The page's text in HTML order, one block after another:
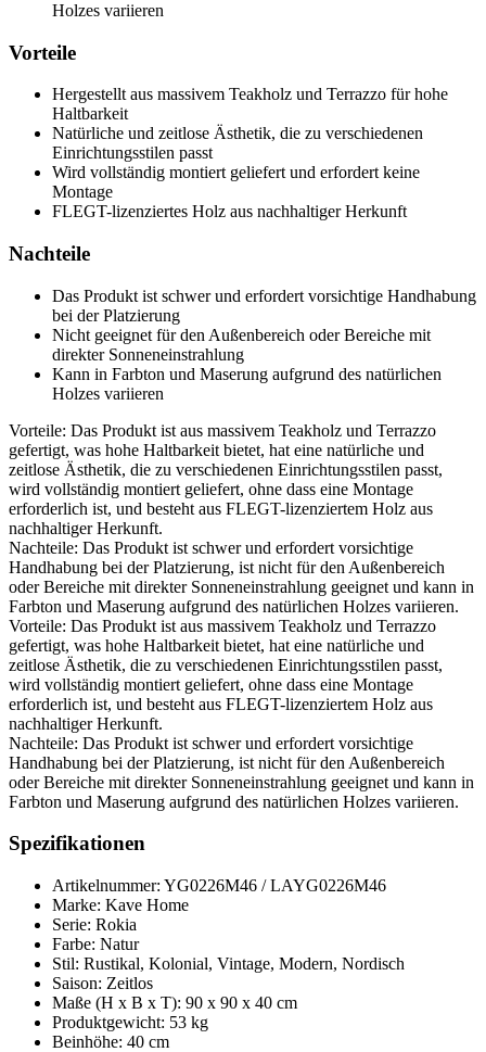
Holzes variieren
Vorteile
Hergestellt aus massivem Teakholz und Terrazzo für hohe
Haltbarkeit
Natürliche und zeitlose Ästhetik, die zu verschiedenen
Einrichtungsstilen passt
Wird vollständig montiert geliefert und erfordert keine
Montage
FLEGT-lizenziertes Holz aus nachhaltiger Herkunft
Nachteile
Das Produkt ist schwer und erfordert vorsichtige Handhabung
bei der Platzierung
Nicht geeignet für den Außenbereich oder Bereiche mit
direkter Sonneneinstrahlung
Kann in Farbton und Maserung aufgrund des natürlichen
Holzes variieren
Vorteile: Das Produkt ist aus massivem Teakholz und Terrazzo
gefertigt, was hohe Haltbarkeit bietet, hat eine natürliche und
zeitlose Ästhetik, die zu verschiedenen Einrichtungsstilen passt,
wird vollständig montiert geliefert, ohne dass eine Montage
erforderlich ist, und besteht aus FLEGT-lizenziertem Holz aus
nachhaltiger Herkunft.
Nachteile: Das Produkt ist schwer und erfordert vorsichtige
Handhabung bei der Platzierung, ist nicht für den Außenbereich
oder Bereiche mit direkter Sonneneinstrahlung geeignet und kann in
Farbton und Maserung aufgrund des natürlichen Holzes variieren.
Vorteile: Das Produkt ist aus massivem Teakholz und Terrazzo
gefertigt, was hohe Haltbarkeit bietet, hat eine natürliche und
zeitlose Ästhetik, die zu verschiedenen Einrichtungsstilen passt,
wird vollständig montiert geliefert, ohne dass eine Montage
erforderlich ist, und besteht aus FLEGT-lizenziertem Holz aus
nachhaltiger Herkunft.
Nachteile: Das Produkt ist schwer und erfordert vorsichtige
Handhabung bei der Platzierung, ist nicht für den Außenbereich
oder Bereiche mit direkter Sonneneinstrahlung geeignet und kann in
Farbton und Maserung aufgrund des natürlichen Holzes variieren.
Spezifikationen
Artikelnummer: YG0226M46 / LAYG0226M46
Marke: Kave Home
Serie: Rokia
Farbe: Natur
Stil: Rustikal, Kolonial, Vintage, Modern, Nordisch
Saison: Zeitlos
Maße (H x B x T): 90 x 90 x 40 cm
Produktgewicht: 53 kg
Beinhöhe: 40 cm